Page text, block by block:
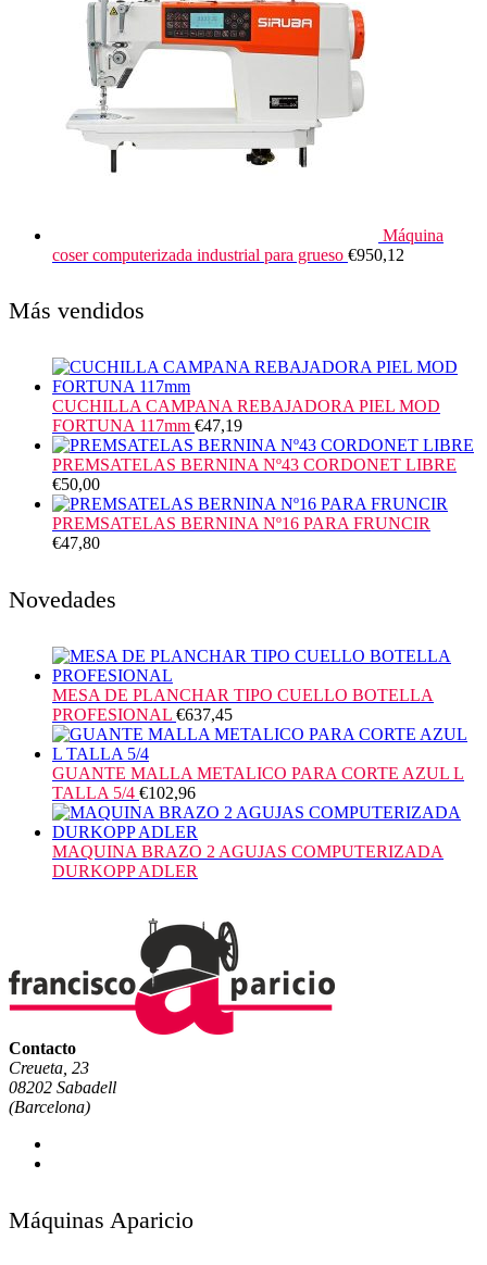
Máquina
coser computerizada industrial para grueso €950,12
Más vendidos
CUCHILLA CAMPANA REBAJADORA PIEL MOD
FORTUNA 117mm €47,19
PREMSATELAS BERNINA Nº43 CORDONET LIBRE
€50,00
PREMSATELAS BERNINA Nº16 PARA FRUNCIR
€47,80
Novedades
MESA DE PLANCHAR TIPO CUELLO BOTELLA
PROFESIONAL €637,45
GUANTE MALLA METALICO PARA CORTE AZUL L
TALLA 5/4 €102,96
MAQUINA BRAZO 2 AGUJAS COMPUTERIZADA
DURKOPP ADLER
Contacto
Creueta, 23
08202 Sabadell
(Barcelona)
Máquinas Aparicio